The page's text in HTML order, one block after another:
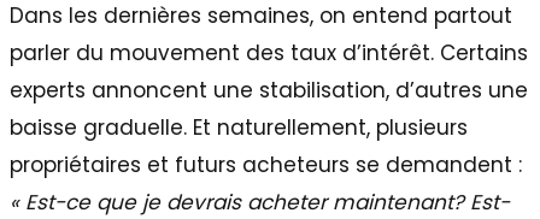
Dans les dernières semaines, on entend partout
parler du mouvement des taux d’intérêt. Certains
experts annoncent une stabilisation, d’autres une
baisse graduelle. Et naturellement, plusieurs
propriétaires et futurs acheteurs se demandent :
« Est-ce que je devrais acheter maintenant? Est-